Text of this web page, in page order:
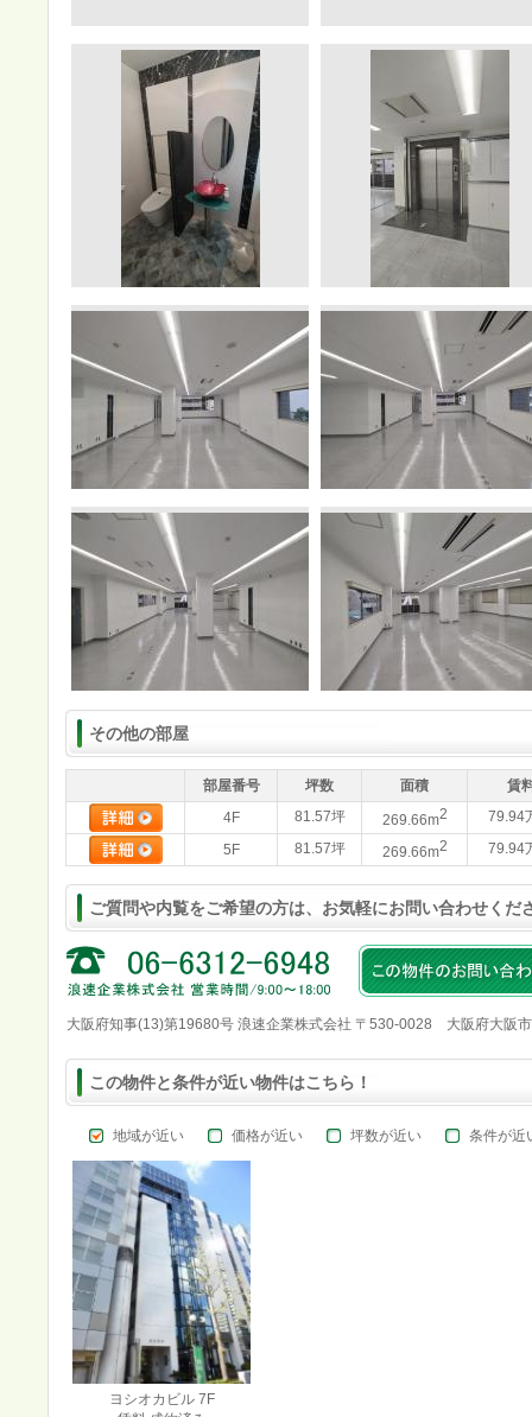
その他の部屋
部屋番号 坪数 面積
賃
4F
81.57坪 269.66m2
79.94
5F
81.57坪 269.66m2 79.94
ご質問や内覧をご希望の方は、お気軽にお問い合わせくだ
大阪府知事(13)第19680号 浪速企業株式会社 〒530-0028 大阪府大阪
この物件と条件が近い物件はこちら！
地域が近い 価格が近い 坪数が近い 条件が近
ヨシオカビル 7F